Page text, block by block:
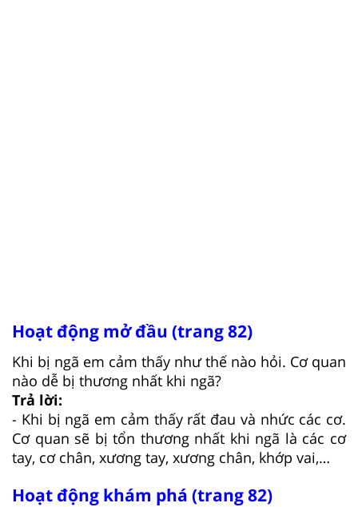
Hoạt động mở đầu (trang 82)
Khi bị ngã em cảm thấy như thế nào hỏi. Cơ quan
nào dễ bị thương nhất khi ngã?
Trả lời:
- Khi bị ngã em cảm thấy rất đau và nhức các cơ.
Cơ quan sẽ bị tổn thương nhất khi ngã là các cơ
tay, cơ chân, xương tay, xương chân, khớp vai,…
Hoạt động khám phá (trang 82)